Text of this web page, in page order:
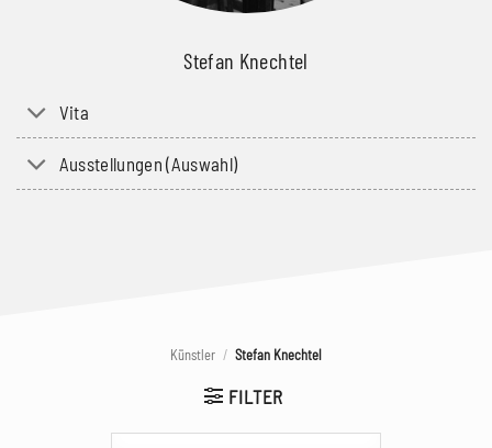
Stefan Knechtel
Vita
Ausstellungen (Auswahl)
Künstler / Stefan Knechtel
FILTER